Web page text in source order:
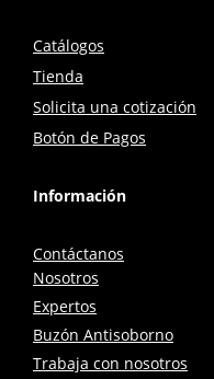
Catálogos
Tienda
Solicita una cotización
Botón de Pagos
Información
Contáctanos
Nosotros
Expertos
Buzón Antisoborno
Trabaja con nosotros